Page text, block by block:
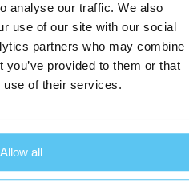
analyse our traffic. We also
use of our site with our social
partners who may combine
provided to them or that
use of their services.
Allow all
producten